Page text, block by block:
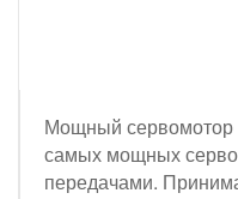
Мощный сервомотор
самых мощных серво
передачами.